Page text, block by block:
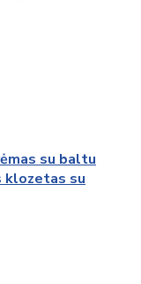
su baltu
klozetas su